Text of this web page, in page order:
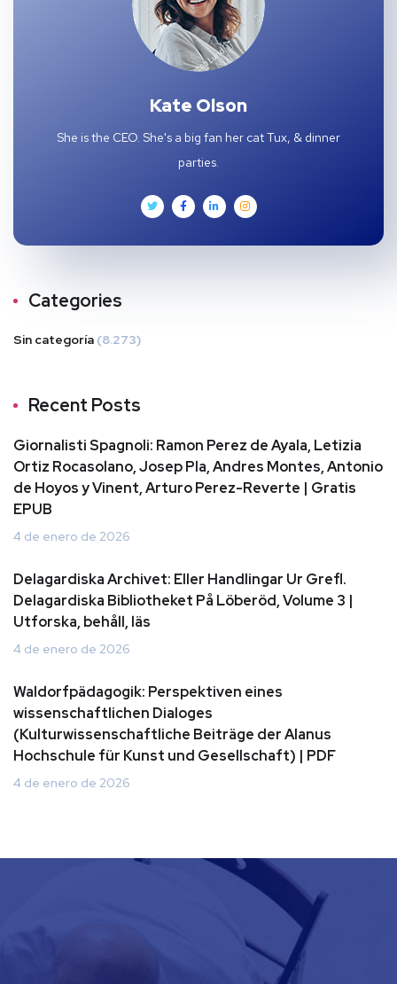
Kate Olson
She is the CEO. She's a big fan her cat Tux, & dinner
parties.
Categories
Sin categoría (8.273)
Recent Posts
Giornalisti Spagnoli: Ramon Perez de Ayala, Letizia
Ortiz Rocasolano, Josep Pla, Andres Montes, Antonio
de Hoyos y Vinent, Arturo Perez-Reverte | Gratis
EPUB
4 de enero de 2026
Delagardiska Archivet: Eller Handlingar Ur Grefl.
Delagardiska Bibliotheket På Löberöd, Volume 3 |
Utforska, behåll, läs
4 de enero de 2026
Waldorfpädagogik: Perspektiven eines
wissenschaftlichen Dialoges
(Kulturwissenschaftliche Beiträge der Alanus
Hochschule für Kunst und Gesellschaft) | PDF
4 de enero de 2026